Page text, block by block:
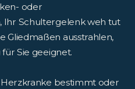
oder
Ihr Schultergelenk weh tut
Gliedmaßen ausstrahlen,
Sie geeignet.
bestimmt oder